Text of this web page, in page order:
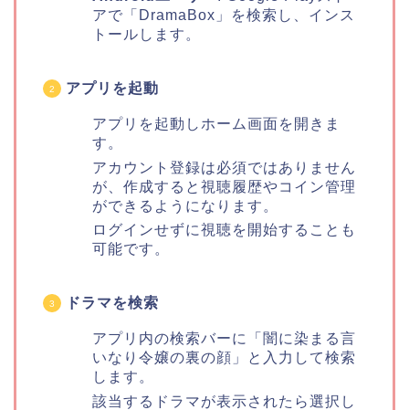
アで「DramaBox」を検索し、インス
トールします。
アプリを起動
アプリを起動しホーム画面を開きま
す。
アカウント登録は必須ではありません
が、作成すると視聴履歴やコイン管理
ができるようになります。
ログインせずに視聴を開始することも
可能です。
ドラマを検索
アプリ内の検索バーに「闇に染まる言
いなり令嬢の裏の顔」と入力して検索
します。
該当するドラマが表示されたら選択し